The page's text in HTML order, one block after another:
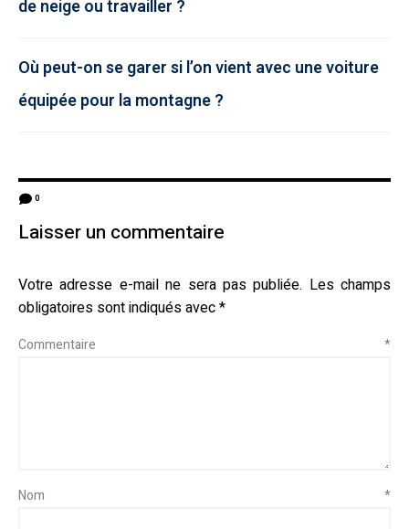
de neige ou travailler ?
Où peut-on se garer si l’on vient avec une voiture
équipée pour la montagne ?
0
Laisser un commentaire
Votre adresse e-mail ne sera pas publiée. Les champs
obligatoires sont indiqués avec*
Commentaire *
Nom *